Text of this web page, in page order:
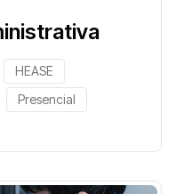
HEASE
Presencial